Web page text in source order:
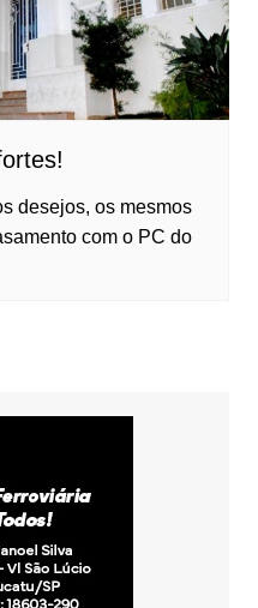
desejos, os mesmos
com o PC do